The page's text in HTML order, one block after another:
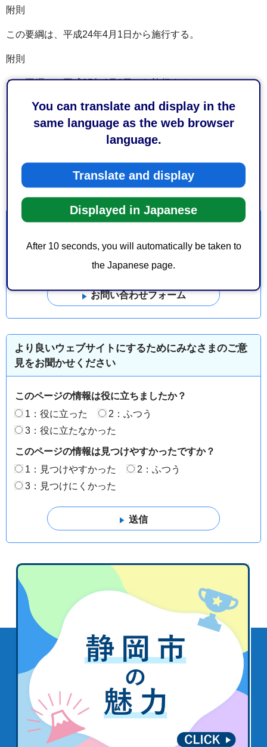
You can translate and display in the
same language as the web browser
language.
Translate and display
Displayed in Japanese
After 10 seconds, you will automatically be taken to
the Japanese page.
附則
この要綱は、平成24年4月1日から施行する。
附則
この要綱は、平成25年4月1日から施行する。
この要綱は、平成27年4月1日から施行する。
この要綱は、平成30年4月1日から施行する。
より良いウェブサイトにするためにみなさまのご意
見をお聞かせください
このページの情報は役に立ちましたか？
1：役に立った
2：ふつう
3：役に立たなかった
このページの情報は見つけやすかったですか？
1：見つけやすかった
2：ふつう
3：見つけにくかった